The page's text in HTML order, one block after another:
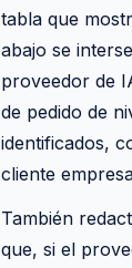
tabla que
abajo se
proveedor de
de pedido de
identificados,
cliente
También
que, si el